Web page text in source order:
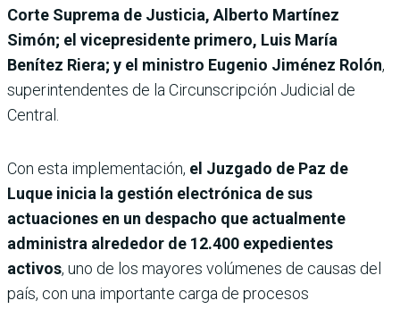
Corte Suprema de Justicia, Alberto Martínez
Simón; el vicepresidente primero, Luis María
Benítez Riera; y el ministro Eugenio Jiménez Rolón,
superintendentes de la Circunscripción Judicial de
Central.
Con esta implementación, el Juzgado de Paz de
Luque inicia la gestión electrónica de sus
actuaciones en un despacho que actualmente
administra alrededor de 12.400 expedientes
activos, uno de los mayores volúmenes de causas del
país, con una importante carga de procesos